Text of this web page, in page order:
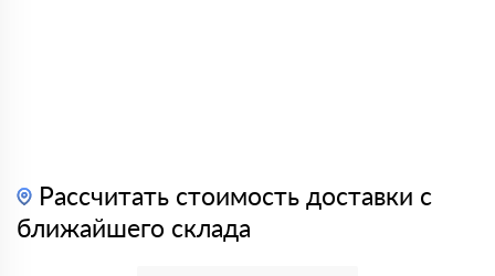
Рассчитать стоимость доставки с
ближайшего склада